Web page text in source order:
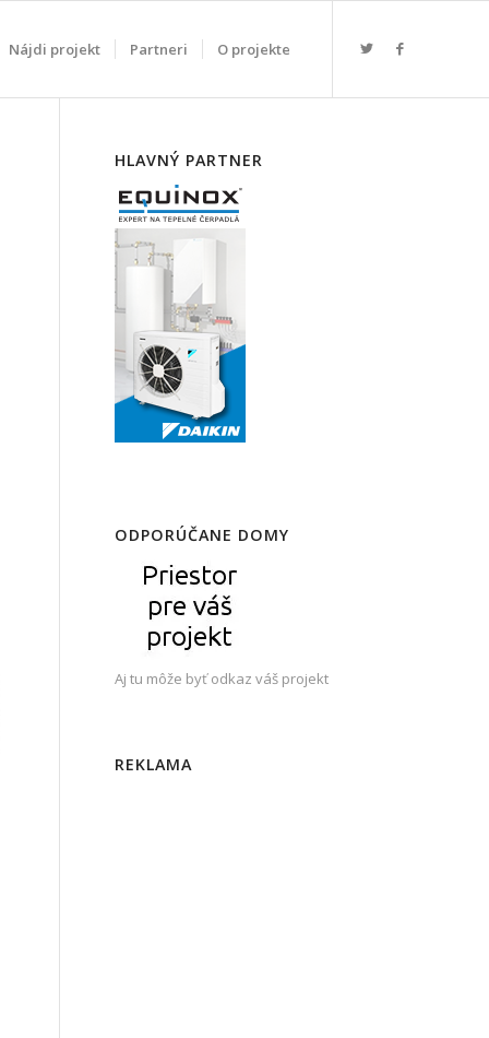
Nájdi projekt Partneri O projekte
HLAVNÝ PARTNER
ODPORÚČANE DOMY
Aj tu môže byť odkaz váš projekt
REKLAMA